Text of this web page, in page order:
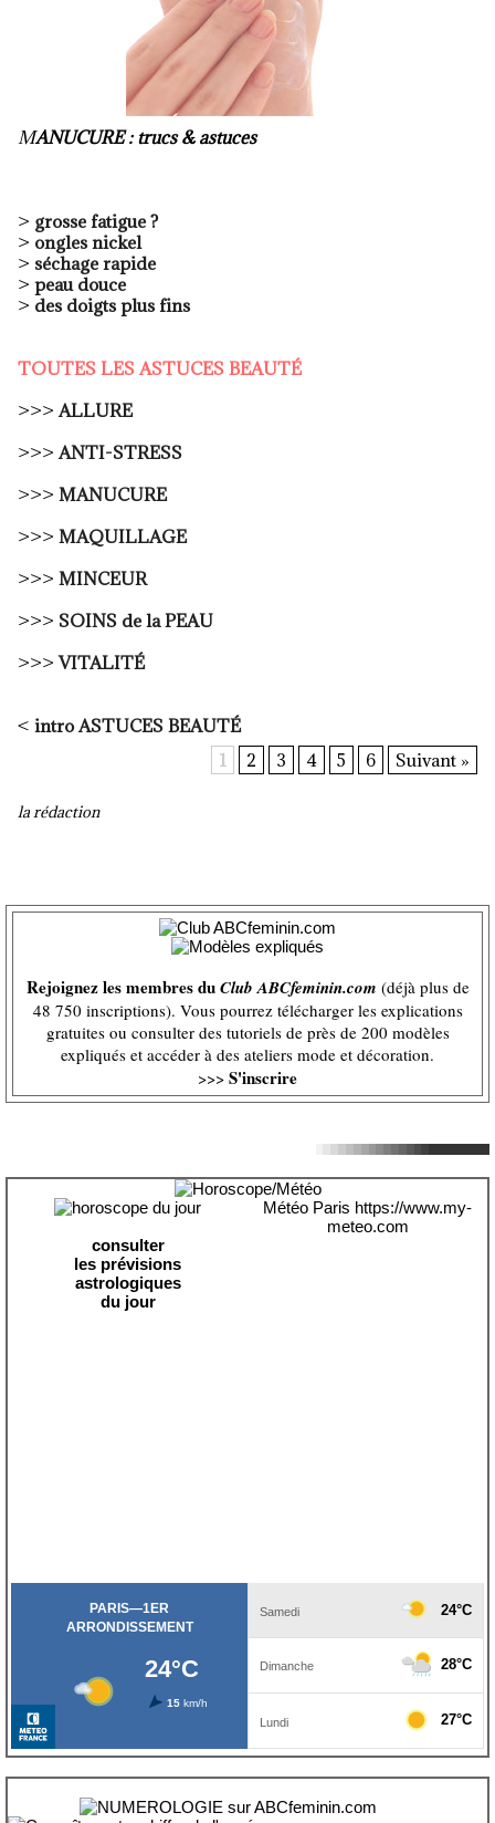
MANUCURE : trucs & astuces
> grosse fatigue ?
> ongles nickel
> séchage rapide
> peau douce
> des doigts plus fins
TOUTES LES ASTUCES BEAUTÉ
>>>ALLURE
>>>ANTI-STRESS
>>> MANUCURE
>>> MAQUILLAGE
>>> MINCEUR
>>> SOINS de la PEAU
>>>VITALITÉ
< intro ASTUCES BEAUTÉ
1
2 3 4 5 6 Suivant »
la rédaction
Rejoignez les membres duClub ABCfeminin.com (déjà plus de
48 750 inscriptions). Vous pourrez télécharger les explications
gratuites ou consulter des tutoriels de près de 200 modèles
expliqués et accéder à des ateliers mode et décoration.
>>> S'inscrire
consulter
les prévisions
astrologiques
du jour
Météo Paris https://www.my-
meteo.com